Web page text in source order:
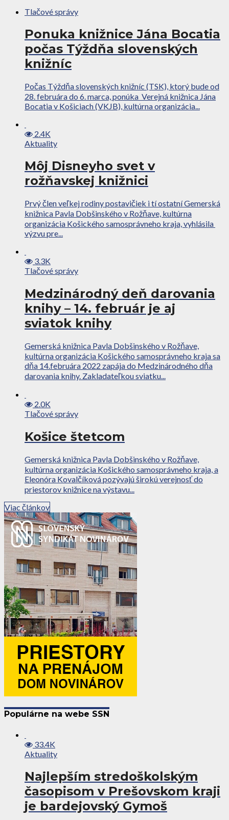
Tlačové správy
Ponuka knižnice Jána Bocatia
počas Týždňa slovenských
knižníc
Počas Týždňa slovenských knižníc (TSK), ktorý bude od
28. februára do 6. marca, ponúka Verejná knižnica Jána
Bocatia v Košiciach (VKJB), kultúrna organizácia...
2.4K
Aktuality
Môj Disneyho svet v
rožňavskej knižnici
Prvý člen veľkej rodiny postavičiek i tí ostatní Gemerská
knižnica Pavla Dobšinského v Rožňave, kultúrna
organizácia Košického samosprávneho kraja, vyhlásila
výzvu pre...
3.3K
Tlačové správy
Medzinárodný deň darovania
knihy – 14. február je aj
sviatok knihy
Gemerská knižnica Pavla Dobšinského v Rožňave,
kultúrna organizácia Košického samosprávneho kraja sa
dňa 14.februára 2022 zapája do Medzinárodného dňa
darovania knihy. Zakladateľkou sviatku...
2.0K
Tlačové správy
Košice štetcom
Gemerská knižnica Pavla Dobšinského v Rožňave,
kultúrna organizácia Košického samosprávneho kraja, a
Eleonóra Kovalčíková pozývajú širokú verejnosť do
priestorov knižnice na výstavu...
Viac článkov
Populárne na webe SSN
33.4K
Aktuality
Najlepším stredoškolským
časopisom v Prešovskom kraji
je bardejovský Gymoš